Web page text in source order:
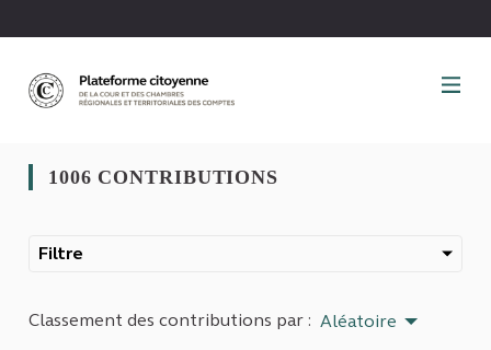
1006 CONTRIBUTIONS
Filtre
Classement des contributions par : Aléatoire